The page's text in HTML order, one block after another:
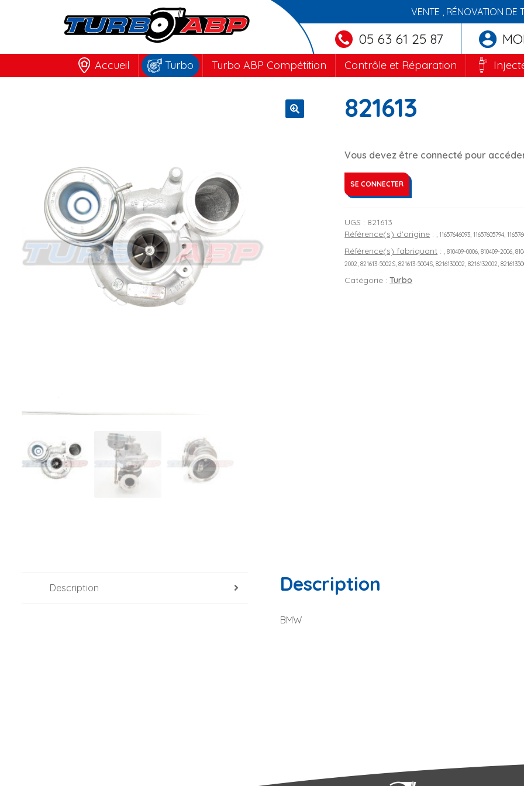
VENTE , RÉNOVATION DE
05 63 61 25 87
Accueil Turbo Turbo ABP Compétition Contrôle et Réparation
821613
Vous devez être connecté pour
SE CONNECTER
UGS : 821613
Référence(s) d'origine : , 11657646093, 11657605794,
Référence(s) fabriquant :
, 810409-0006, 810409-2006,
2002, 821613-5002S, 821613-5004S, 8216130002, 8216132002,
Catégorie :Turbo
Description Description
BMW